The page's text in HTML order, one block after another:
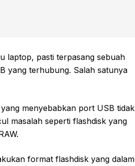
laptop, pasti terpasang sebuah
yang terhubung. Salah satunya
yang menyebabkan port USB tidak
masalah seperti flashdisk yang
format flashdisk yang dalam